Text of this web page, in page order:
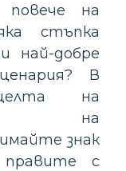
на
стъпка
най-добре
В
на
на
знак
с